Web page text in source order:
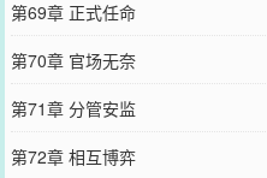
第69章 正式任命
第70章 官场无奈
第71章 分管安监
第72章 相互博弈